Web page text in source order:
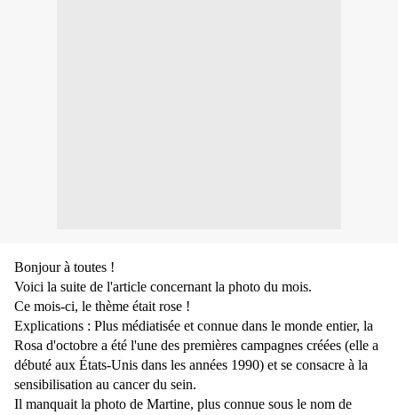
Bonjour à toutes !
Voici la suite de l'article concernant la photo du mois.
Ce mois-ci, le thème était rose !
Explications : Plus médiatisée et connue dans le monde entier, la
Rosa d'octobre a été l'une des premières campagnes créées (elle a
débuté aux États-Unis dans les années 1990) et se consacre à la
sensibilisation au cancer du sein.
Il manquait la photo de Martine, plus connue sous le nom de